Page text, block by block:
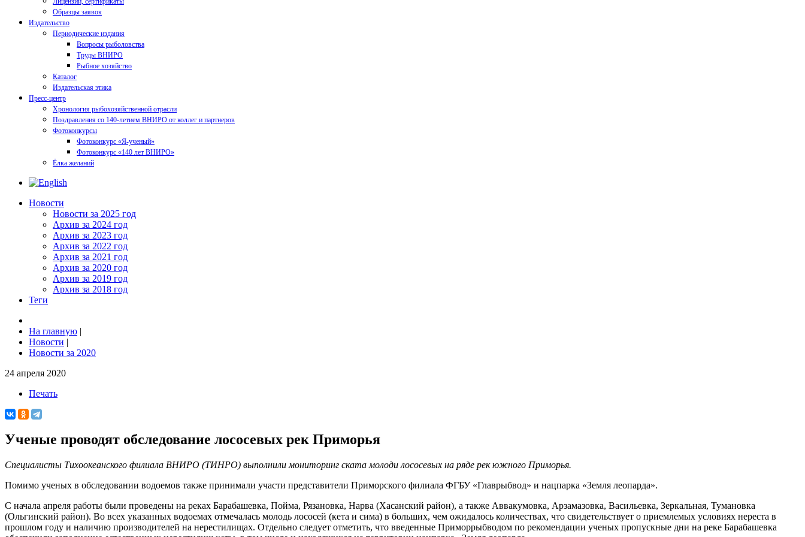
Образцы заявок
Издательство
Периодические издания
Вопросы рыболовства
Труды ВНИРО
Рыбное хозяйство
Каталог
Издательская этика
Пресс-центр
Хронология рыбохозяйственной отрасли
Поздравления со 140-летием ВНИРО от коллег и партнеров
Фотоконкурсы
Фотоконкурс «Я-ученый»
Фотоконкурс «140 лет ВНИРО»
Ёлка желаний
Новости
Новости за 2025 год
Архив за 2024 год
Архив за 2023 год
Архив за 2022 год
Архив за 2021 год
Архив за 2020 год
Архив за 2019 год
Архив за 2018 год
Теги
На главную |
Новости |
Новости за 2020
24 апреля 2020
Печать
Ученые проводят обследование лососевых рек Приморья
Специалисты Тихоокеанского филиала ВНИРО (ТИНРО) выполнили мониторинг ската молоди лососевых на ряде рек южного Приморья.
Помимо ученых в обследовании водоемов также принимали участи представители Приморского филиала ФГБУ «Главрыбвод» и нацпарка «Земля леопарда».
С начала апреля работы были проведены на реках Барабашевка, Пойма, Рязановка, Нарва (Хасанский район), а также Аввакумовка, Арзамазовка, Васильевка, Зеркальная, Тумановка
(Ольгинский район). Во всех указанных водоемах отмечалась молодь лососей (кета и сима) в больших, чем ожидалось количествах, что свидетельствует о приемлемых условиях нереста в
прошлом году и наличию производителей на нерестилищах. Отдельно следует отметить, что введенные Приморрыбводом по рекомендации ученых пропускные дни на реке Барабашевка